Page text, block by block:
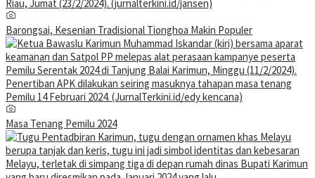
Barongsai, Kesenian Tradisional Tionghoa Makin Populer
Masa Tenang Pemilu 2024